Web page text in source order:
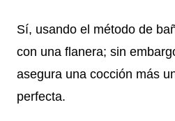
Sí, usando el método de
con una flanera; sin
asegura una cocción más
perfecta.